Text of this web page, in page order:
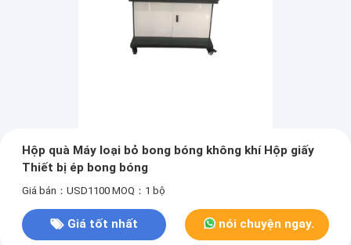
Hộp quà Máy loại bỏ bong bóng không khí Hộp giấy
Thiết bị ép bong bóng
Giá bán：USD1100 MOQ：1 bộ
Giá tốt nhất nói chuyện ngay.